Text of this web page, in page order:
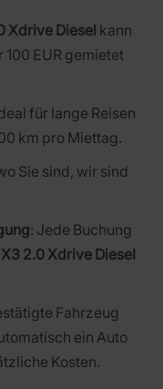
Xdrive Diesel kann
EUR gemietet
für lange Reisen
km pro Miettag.
Sie sind, wir sind
: Jede Buchung
2.0 Xdrive Diesel
Fahrzeug
ein Auto
Kosten.